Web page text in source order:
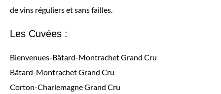
de vins réguliers et sans failles.
Les Cuvées :
Bienvenues-Bâtard-Montrachet Grand Cru
Bâtard-Montrachet Grand Cru
Corton-Charlemagne Grand Cru